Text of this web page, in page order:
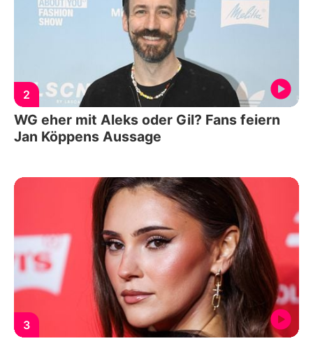
2
WG eher mit Aleks oder Gil? Fans feiern
Jan Köppens Aussage
3